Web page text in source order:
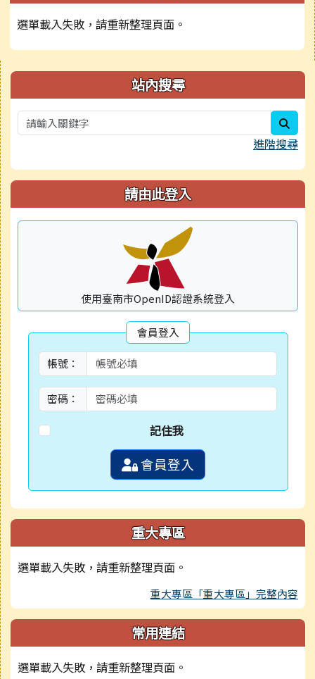
選單載入失敗，請重新整理頁面。
右邊區域內容 站內搜尋
進階搜尋
請由此登入
使用臺南市OpenID認證系統登入
會員登入
帳號：
密碼：
記住我
會員登入
重大專區
選單載入失敗，請重新整理頁面。
重大專區「重大專區」完整內容
常用連結
選單載入失敗，請重新整理頁面。